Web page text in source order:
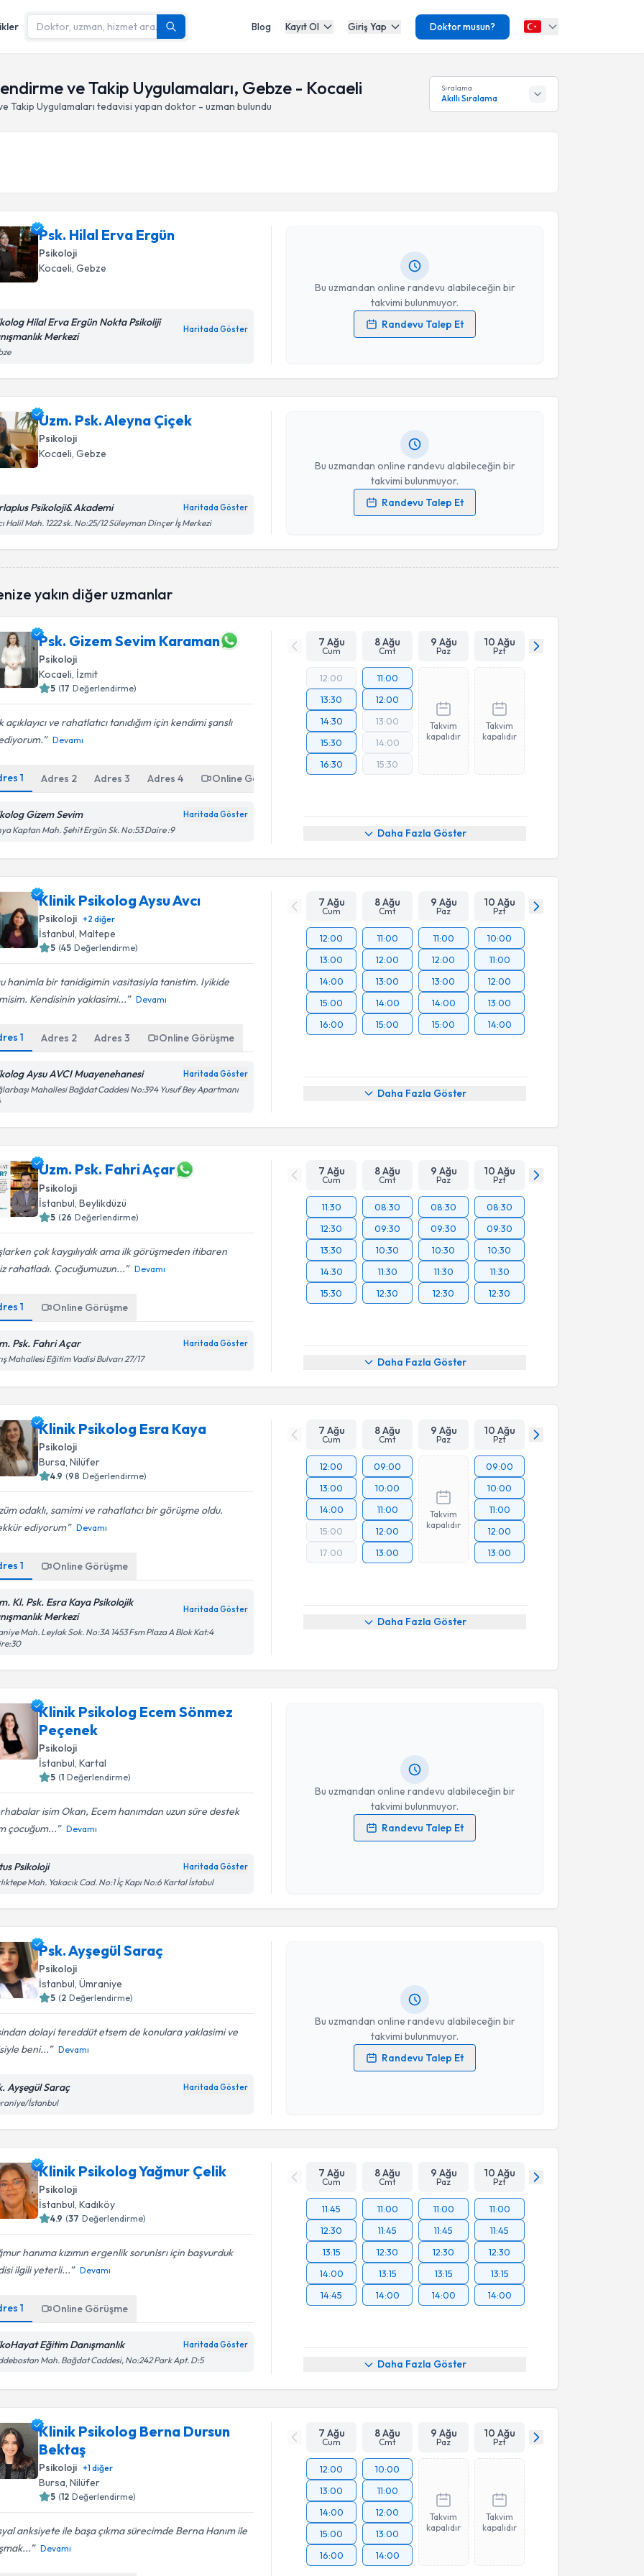
Blog Kayıt Ol Giriş Yap Doktor musun?
ve Takip Uygulamaları, Gebze - Kocaeli
Takip Uygulamaları tedavisi yapan doktor - uzman bulundu
Sıralama
Akıllı Sıralama
Psk. Hilal Erva Ergün
Psikoloji
Kocaeli, Gebze
Hilal Erva Ergün Nokta Psikoliji
Merkezi
Haritada Göster
Bu uzmandan online randevu alabileceğin bir
takvimi bulunmuyor.
Randevu Talep Et
Psk. Hilal Erva Ergüniçin randevu takvimi talebi oluşturun. Size
bu uzmandan randevu almanız için bir takvim hazırlandığında e-
Kişisel verilerimin işlenmesine ilişkinAydınlatma Metni
Uzm. Psk. Aleyna Çiçek
Psikoloji
Kocaeli, Gebze
Psikoloji& Akademi Haritada Göster
Halil Mah. 1222 sk. No:25/12 Süleyman Dinçer İş Merkezi
Bu uzmandan online randevu alabileceğin bir
takvimi bulunmuyor.
Randevu Talep Et
Randevu Takvimi Talebi
Kişisel verilerimin işlenmesine ilişkinAydınlatma Metni
işlenmesini kabul ediyorum.
yakın diğer uzmanlar
Psk. Gizem Sevim Karaman
Psikoloji
Kocaeli, İzmit
5 (17 Değerlendirme)
açıklayıcı ve rahatlatıcı tanıdığım için kendimi şanslı
Devamı
1 Adres 2 Adres3 Adres4 Online Görüşme
Gizem Sevim Haritada Göster
Kaptan Mah. Şehit Ergün Sk. No:53 Daire :9
7 Ağu
Cum
8 Ağu
Cmt
9 Ağu
Paz
10 Ağu
Pzt
12:00
13:30
14:30
15:30
16:30
11:00
12:00
13:00
14:00
15:30
Takvim
kapalıdır
Takvim
kapalıdır
Daha Fazla Göster
Klinik Psikolog Aysu Avcı
Psikoloji +2 diğer
İstanbul , Maltepe
5 (45 Değerlendirme)
hanimla bir tanidigimin vasitasiyla tanistim. Iyikide
Kendisinin yaklasimi...
Devamı
1 Adres 2 Adres3 Online Görüşme
Aysu AVCI Muayenehanesi Haritada Göster
Mahallesi Bağdat Caddesi No:394 Yusuf Bey Apartmanı
7 Ağu
Cum
8 Ağu
Cmt
9 Ağu
Paz
10 Ağu
Pzt
12:00
13:00
14:00
15:00
16:00
11:00
12:00
13:00
14:00
15:00
11:00
12:00
13:00
14:00
15:00
10:00
11:00
12:00
13:00
14:00
Daha Fazla Göster
Uzm. Psk. Fahri Açar
Psikoloji
İstanbul , Beylikdüzü
5 (26 Değerlendirme)
çok kaygılıydık ama ilk görüşmeden itibaren
rahatladı. Çocuğumuzun...
Devamı
1 Online Görüşme
Psk. Fahri Açar Haritada Göster
Mahallesi Eğitim Vadisi Bulvarı 27/17
7 Ağu
Cum
8 Ağu
Cmt
9 Ağu
Paz
10 Ağu
Pzt
11:30
12:30
13:30
14:30
15:30
08:30
09:30
10:30
11:30
12:30
08:30
09:30
10:30
11:30
12:30
08:30
09:30
10:30
11:30
12:30
Daha Fazla Göster
Klinik Psikolog Esra Kaya
Psikoloji
Bursa, Nilüfer
4.9 (98 Değerlendirme)
odaklı, samimi ve rahatlatıcı bir görüşme oldu.
ediyorum
Devamı
1 Online Görüşme
Kl. Psk. Esra Kaya Psikolojik
Merkezi
Haritada Göster
Mah. Leylak Sok. No:3A 1453 Fsm Plaza A Blok Kat:4
7 Ağu
Cum
8 Ağu
Cmt
9 Ağu
Paz
10 Ağu
Pzt
12:00
13:00
14:00
15:00
17:00
09:00
10:00
11:00
12:00
13:00
Takvim
kapalıdır
09:00
10:00
11:00
12:00
13:00
Daha Fazla Göster
Klinik Psikolog Ecem Sönmez
Peçenek
Psikoloji
İstanbul, Kartal
5 (1 Değerlendirme)
isim Okan, Ecem hanımdan uzun süre destek
çocuğum...
Devamı
Psikoloji Haritada Göster
Mah. Yakacık Cad. No:1 İç Kapı No:6 Kartal İstabul
Bu uzmandan online randevu alabileceğin bir
takvimi bulunmuyor.
Randevu Talep Et
Randevu Takvimi Talebi
Kişisel verilerimin işlenmesine ilişkinAydınlatma Metni
Psk. Ayşegül Saraç
Psikoloji
İstanbul, Ümraniye
5 (2 Değerlendirme)
dolayi tereddüt etsem de konulara yaklasimi ve
beni...
Devamı
Ayşegül Saraç Haritada Göster
İstanbul
Bu uzmandan online randevu alabileceğin bir
takvimi bulunmuyor.
Randevu Talep Et
Randevu Takvimi Talebi
Psk. Ayşegül Saraç
Kişisel verilerimin işlenmesine ilişkinAydınlatma Metni
Takvim Talebini Gönder
Klinik Psikolog Yağmur Çelik
Psikoloji
İstanbul, Kadıköy
4.9 (37 Değerlendirme)
hanıma kızımın ergenlik sorunlsrı için başvurduk
ilgili yeterli...
Devamı
1 Online Görüşme
Eğitim Danışmanlık Haritada Göster
Mah. Bağdat Caddesi, No:242 Park Apt. D:5
7 Ağu
Cum
8 Ağu
Cmt
9 Ağu
Paz
10 Ağu
Pzt
11:45
12:30
13:15
14:00
14:45
11:00
11:45
12:30
13:15
14:00
11:00
11:45
12:30
13:15
14:00
11:00
11:45
12:30
13:15
14:00
Daha Fazla Göster
Klinik Psikolog Berna Dursun
Bektaş
Psikoloji +1diğer
Bursa , Nilüfer
5 (12 Değerlendirme)
anksiyete ile başa çıkma sürecimde Berna Hanım ile
Devamı
7 Ağu
Cum
8 Ağu
Cmt
9 Ağu
Paz
10 Ağu
Pzt
12:00
13:00
14:00
15:00
16:00
10:00
11:00
12:00
13:00
14:00
Takvim
kapalıdır
Takvim
kapalıdır